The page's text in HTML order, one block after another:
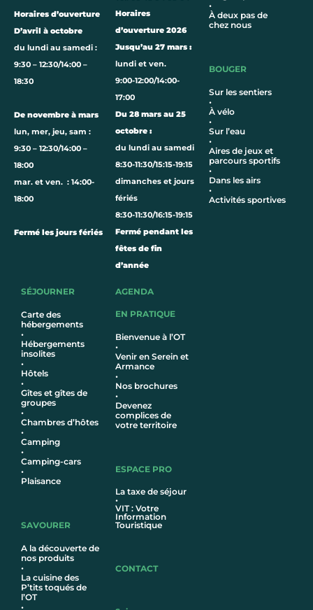
Horaires d’ouverture
D’avril à octobre
du lundi au samedi :
9:30 – 12:30/14:00 –
18:30
De novembre à mars
lun, mer, jeu, sam :
9:30 – 12:30/14:00 –
18:00
mar. et ven. : 14:00-
18:00
Fermé les jours fériés
Horaires
d’ouverture 2026
Jusqu’au 27 mars :
lundi et ven.
9:00-12:00/14:00-
17:00
Du 28 mars au 25
octobre :
du lundi au samedi
8:30-11:30/15:15-19:15
dimanches et jours
fériés
8:30-11:30/16:15-19:15
Fermé pendant les
fêtes de fin
d’année
•
À deux pas de
chez nous
BOUGER
Sur les sentiers
•
À vélo
•
Sur l’eau
•
Aires de jeux et
parcours sportifs
•
Dans les airs
•
Activités sportives
SÉJOURNER
Carte des
hébergements
•
Hébergements
insolites
•
Hôtels
•
Gîtes et gîtes de
groupes
•
Chambres d’hôtes
•
Camping
•
Camping-cars
•
Plaisance
SAVOURER
A la découverte de
nos produits
•
La cuisine des
P’tits toqués de
l’OT
•
AGENDA
EN PRATIQUE
Bienvenue à l’OT
•
Venir en Serein et
Armance
•
Nos brochures
•
Devenez
complices de
votre territoire
ESPACE PRO
La taxe de séjour
•
VIT : Votre
Information
Touristique
CONTACT